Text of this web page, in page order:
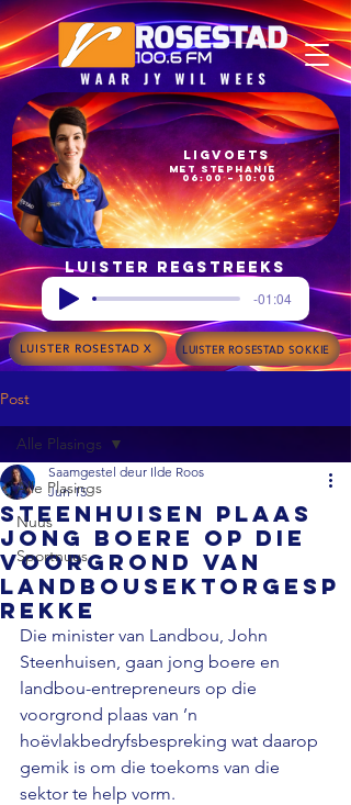
06:00 – 10:00
met Stephanie
Ligvoets
Luister regstreeks
-01:04
LUISTER ROSESTAD X LUISTER ROSESTAD SOKKIE
Post
Alle Plasings
Nuus
Sportnuus
Alle Plasings
Steenhuisen plaas
jong boere op die
voorgrond van
landbousektorgesp
rekke
Saamgestel deur Ilde Roos
Jun 15
Die minister van Landbou, John
Steenhuisen, gaan jong boere en
landbou-entrepreneurs op die
voorgrond plaas van ’n
hoëvlakbedryfsbespreking wat daarop
gemik is om die toekoms van die
sektor te help vorm.